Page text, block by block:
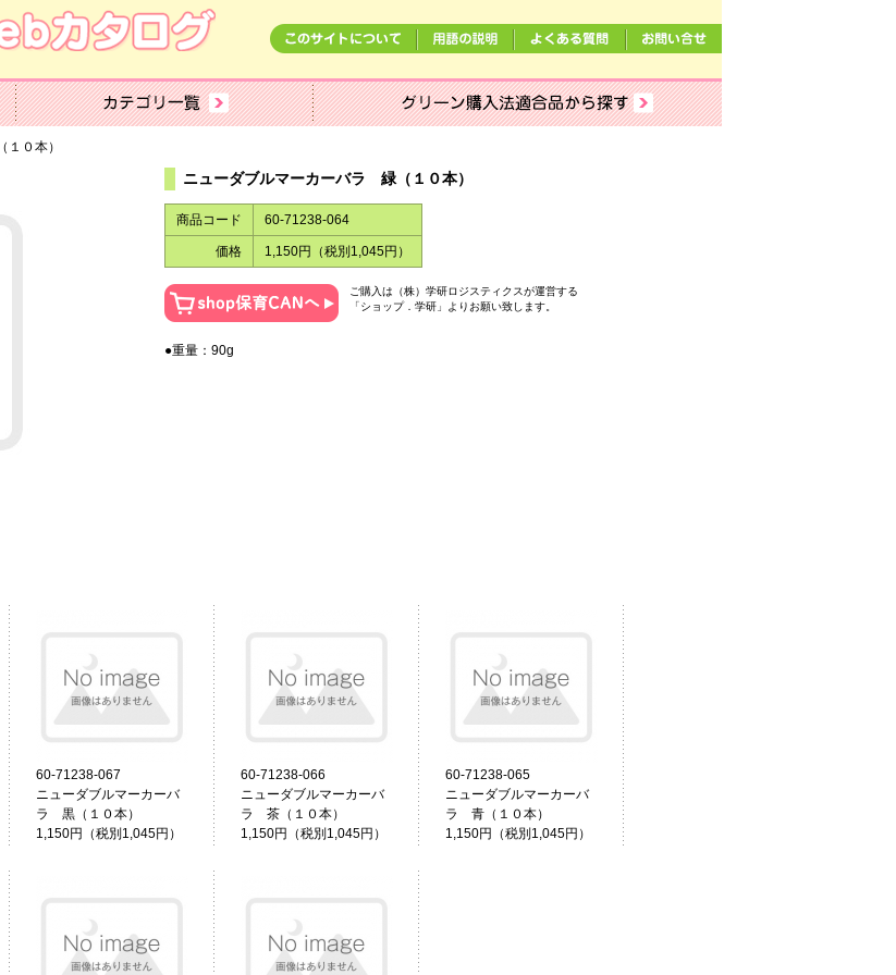
１０本）
ニューダブルマーカーバラ 緑（１０本）
商品コード 60-71238-064
価格 1,150円（税別1,045円）
ご購入は（株）学研ロジスティクスが運営する
「ショップ．学研」よりお願い致します。
●重量：90g
60-71238-067
ニューダブルマーカーバ
ラ 黒（１０本）
1,150円（税別1,045円）
60-71238-066
ニューダブルマーカーバ
ラ 茶（１０本）
1,150円（税別1,045円）
60-71238-065
ニューダブルマーカーバ
ラ 青（１０本）
1,150円（税別1,045円）